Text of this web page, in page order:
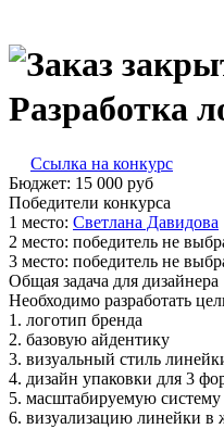
Разработка
Ссылка на конкурс
Бюджет: 15 000 руб
Победители конкурса
1 место: С­вет­ла­на Да­видо­ва
2 место: победитель не
3 место: победитель не
Общая задача для дизайнера
Необходимо разработать
1. логотип бренда
2. базовую айдентику
3. визуальный стиль
4. дизайн упаковки для 3
5. масштабируемую
6. визуализацию линейки в